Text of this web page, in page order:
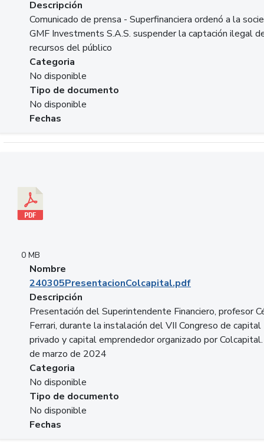
Descripción
Comunicado de prensa - Superfinanciera ordenó a la
GMF Investments S.A.S. suspender la captación ilegal
recursos del público
Categoria
No disponible
Tipo de documento
No disponible
Fechas
0 MB
Nombre
240305PresentacionColcapital.pdf
Descripción
Presentación del Superintendente Financiero, profesor
Ferrari, durante la instalación del VII Congreso de capital
privado y capital emprendedor organizado por
de marzo de 2024
Categoria
No disponible
Tipo de documento
No disponible
Fechas